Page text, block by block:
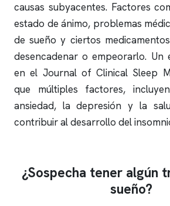
causas subyacentes. Factores
estado de ánimo, problemas
de sueño y ciertos
desencadenar o empeorarlo. Un
en el Journal of Clinical Sleep
que múltiples factores,
ansiedad, la depresión y la
contribuir al desarrollo del
¿Sospecha tener algún
sueño?